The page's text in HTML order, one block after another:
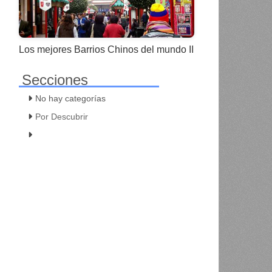
Los mejores Barrios Chinos del mundo II
Secciones
No hay categorías
Por Descubrir